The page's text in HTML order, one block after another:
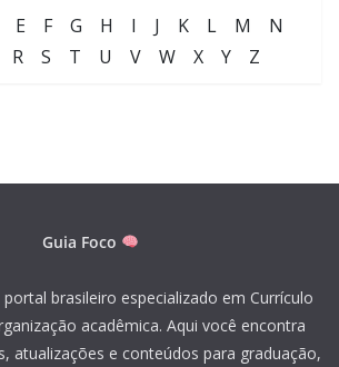
E F G H I J K L M
N
R S T U V W X Y Z
Guia Foco
portal brasileiro especializado em Currículo
acadêmica. Aqui você encontra
atualizações e conteúdos para graduação,